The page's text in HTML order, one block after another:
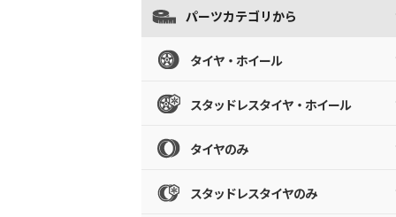
パーツカテゴリから
タイヤ・ホイール
スタッドレスタイヤ・ホイール
タイヤのみ
スタッドレスタイヤのみ